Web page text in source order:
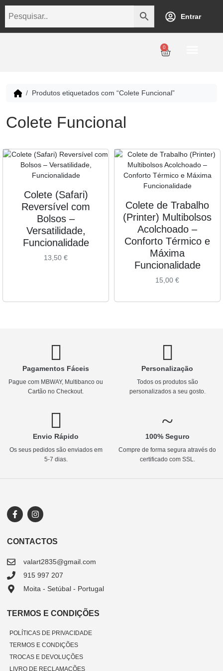
Entrar
0
Produtos etiquetados com “Colete Funcional”
Colete Funcional
Colete (Safari)
Reversível com
Bolsos –
Versatilidade,
Funcionalidade
13,50 €
Colete de Trabalho
(Printer) Multibolsos
Acolchoado –
Conforto Térmico e
Máxima
Funcionalidade
15,00 €
Pagamentos Fáceis
Pague com MBWAY, Multibanco ou
Cartão no Checkout.
Personalização
Todos os produtos são
personalizados a seu gosto.
Envio Rápido
Os seus pedidos são enviados em
5-7 dias.
100% Seguro
Compre de forma segura através do
certificado com SSL.
CONTACTOS
valart2835@gmail.com
915 997 207
Moita - Setúbal - Portugal
TERMOS E CONDIÇÕES
POLÍTICAS DE PRIVACIDADE
TERMOS E CONDIÇÕES
TROCAS E DEVOLUÇÕES
LIVRO DE RECLAMAÇÕES